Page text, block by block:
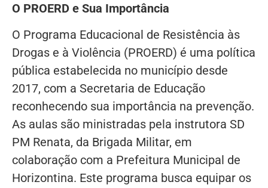
O PROERD e Sua Importância
O Programa Educacional de Resistência às
Drogas e à Violência (PROERD) é uma política
pública estabelecida no município desde
2017, com a Secretaria de Educação
reconhecendo sua importância na prevenção.
As aulas são ministradas pela instrutora SD
PM Renata, da Brigada Militar, em
colaboração com a Prefeitura Municipal de
Horizontina. Este programa busca equipar os